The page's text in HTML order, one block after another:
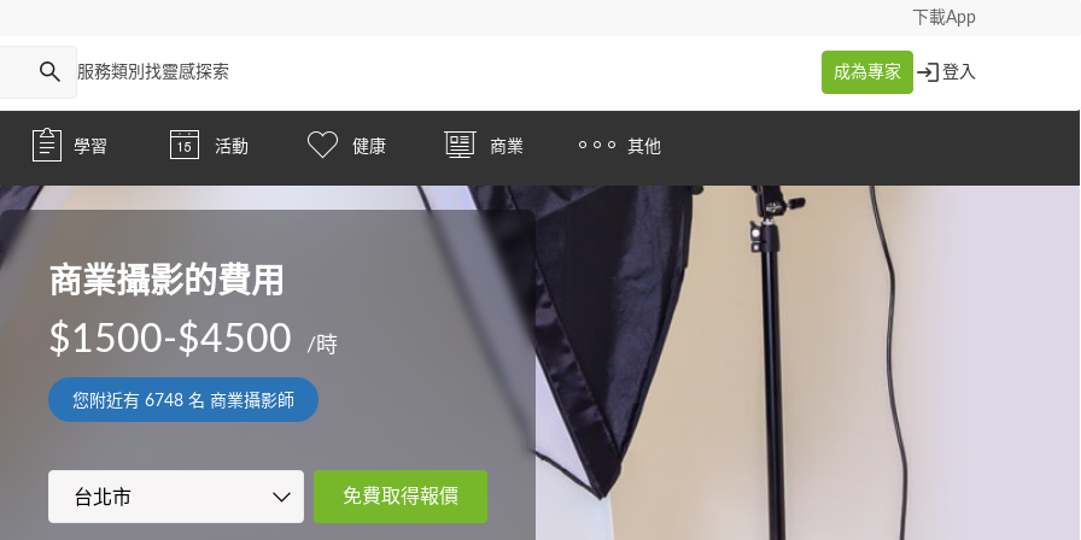
下載App
服務類別 找靈感探索 成為專家 登入
學習 活動 健康 商業 其他
商業攝影的費用
$1500-$4500 /時
您附近有 6748名 商業攝影師
免費取得報價